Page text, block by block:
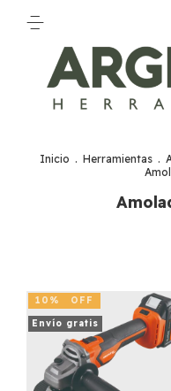
Inicio . Herramientas .
10 %
OFF
Envío gratis